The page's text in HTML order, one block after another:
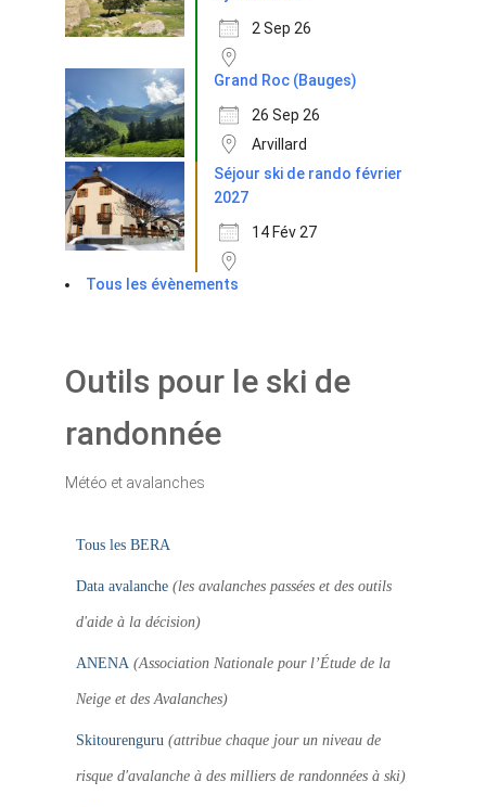
2 Sep 26
Grand Roc (Bauges)
26 Sep 26
Arvillard
Séjour ski de rando février
2027
14 Fév 27
Tous les évènements
Outils pour le ski de
randonnée
Météo et avalanches
Tous les BERA
Data avalanche (les avalanches passées et des outils
d'aide à la décision)
ANENA (Association Nationale pour l’Étude de la
Neige et des Avalanches)
Skitourenguru (attribue chaque jour un niveau de
risque d'avalanche à des milliers de randonnées à ski)